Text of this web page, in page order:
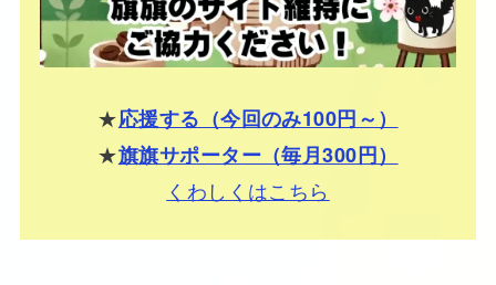
★応援する（今回のみ100円～）
★旗旗サポーター（毎月300円）
くわしくはこちら